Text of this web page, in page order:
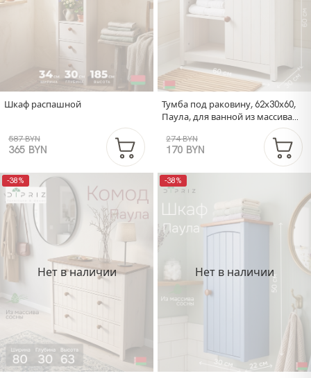
Шкаф распашной
587 BYN
365 BYN
Тумба под раковину, 62х30х60,
Паула, для ванной из массива
274 BYN
170 BYN
Нет в наличии
-38%
Нет в наличии
-38%